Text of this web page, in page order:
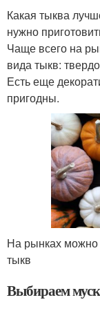
Какая тыква
нужно
Чаще всего на
вида тыкв:
Есть еще
пригодны.
На рынках можно
тыкв
Выбираем